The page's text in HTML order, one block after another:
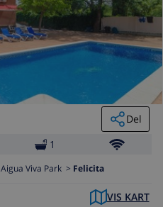
Del
1
Aigua Viva Park > Felicita
VIS KART